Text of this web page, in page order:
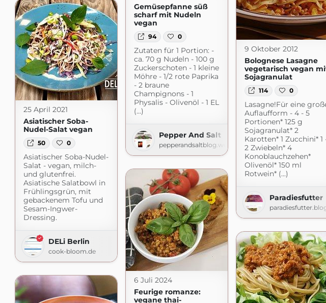
Gemüsepfanne süß
scharf mit Nudeln
vegan
94 0
Zutaten für 1 Portion: -
ca. 70 g Nudeln - 100 g
Zuckerschoten - 1 kleine
Möhre - 1/2 rote Paprika
- 2 braune
Champignons - 1
Physalis - Olivenöl - 1 EL
(...)
Pepper And Salt
pepperandsaltblog.wordpress.com
9 Oktober 2012
Bolognese Lasagne
vegetarisch vegan
Sojagranulat
114 0
Lasagne!Für eine
Auflaufform - 4 - 5
Portionen* 125 g
Sojagranulat* 2
Karotten* 1 Zucchini* 1
2 Zwiebeln* 4
Konoblauchzehen*
Olivenöl* 150 ml
Rotwein* (...)
Paradiesfutter
25 April 2021
Asiatischer Soba-
Nudel-Salat vegan
50 0
Asiatischer Soba-Nudel-
Salat - vegan, milch-
und glutenfrei.
Asiatische Salatbowl in
Frühlingsgrün, mit
gebackenem Tofu und
Sesam-Ingwer-
Dressing.
DELi Berlin
cook-bloom.de
6 Juli 2024
Feurige romanze:
vegane thai-